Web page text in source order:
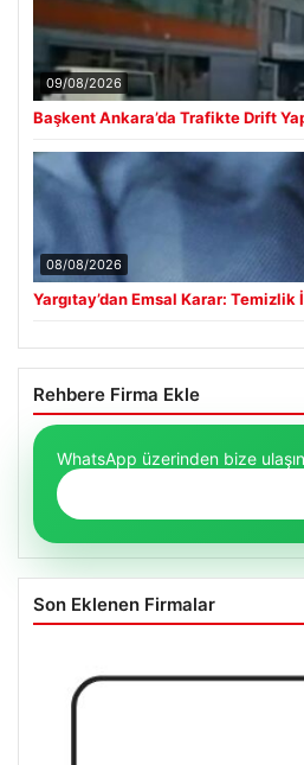
09/08/2026
Başkent Ankara’da Trafikte Drift
08/08/2026
Yargıtay’dan Emsal Karar:
Rehbere Firma Ekle
WhatsApp üzerinden bize
Son Eklenen Firmalar